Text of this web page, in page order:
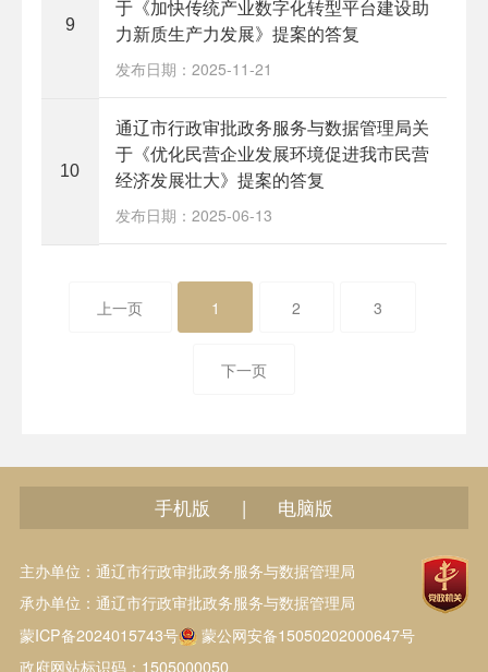
9
于《加快传统产业数字化转型平台建设助
力新质生产力发展》提案的答复
发布日期：2025-11-21
10
通辽市行政审批政务服务与数据管理局关
于《优化民营企业发展环境促进我市民营
经济发展壮大》提案的答复
发布日期：2025-06-13
上一页 1 2 3
下一页
手机版 | 电脑版
主办单位：通辽市行政审批政务服务与数据管理局
承办单位：通辽市行政审批政务服务与数据管理局
蒙ICP备2024015743号
蒙公网安备15050202000647号
政府网站标识码：1505000050